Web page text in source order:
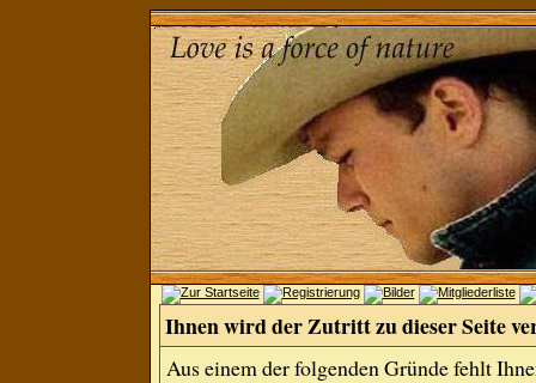
Ihnen wird der Zutritt zu dieser Seite
Aus einem der folgenden Gründe fehlt